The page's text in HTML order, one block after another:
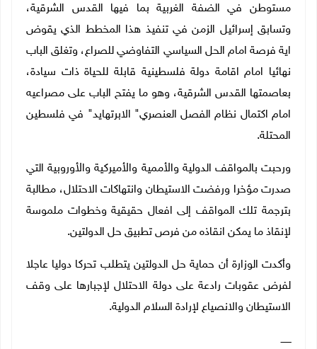
مستوطن في الضفة الغربية بما فيها القدس الشرقية،
وتسابق إسرائيل الزمن في تنفيذ هذا المخطط الذي يقوض
اية فرصة امام الحل السياسي التفاوضي للصراع، وتغلق الباب
نهائيا امام اقامة دولة فلسطينية قابلة للحياة ذات سيادة،
بعاصمتها القدس الشرقية، وهو ما يفتح الباب على مصراعيه
امام اكتمال نظام الفصل العنصري" الابرتهايد" في فلسطين
المحتلة.
ورحبت بالمواقف الدولية والأممية والأميركية والأوروبية التي
صدرت مؤخرا ورفضت الاستيطان وانتهاكات الاحتلال، مطالبة
بترجمة تلك المواقف إلى افعال حقيقية وخطوات ملموسة
لإنقاذ ما يمكن انقاذه من فرص تطبيق حل الدولتين.
وأكدت الوزارة أن حماية حل الدولتين يتطلب تحركا دوليا عاجلا
لفرض عقوبات رادعة على دولة الاحتلال لإجبارها على وقف
الاستيطان والانصياع لإرادة السلام الدولية.
ـــــــ